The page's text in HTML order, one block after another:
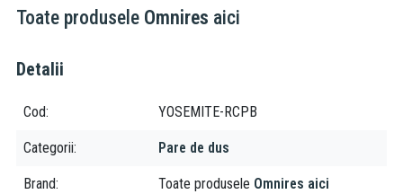
tehnologiei avansate PVD.
ceață aerată
Toate produsele Omnires aici
Detalii
Cod YOSEMITE-RCPB
Categorii Pare de dus
Brand Toate produsele Omnires aici